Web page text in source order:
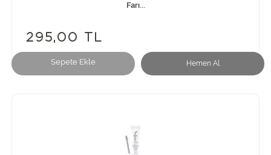
Sepete Ekle Hemen Al
Farı...
295,00 TL